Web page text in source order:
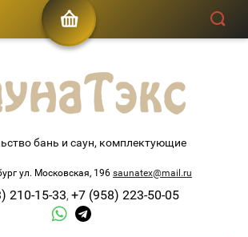
бань и саун, комплектующие
ул. Московская, 196 saunatex@mail.ru
210-15-33, +7 (958) 223-50-05